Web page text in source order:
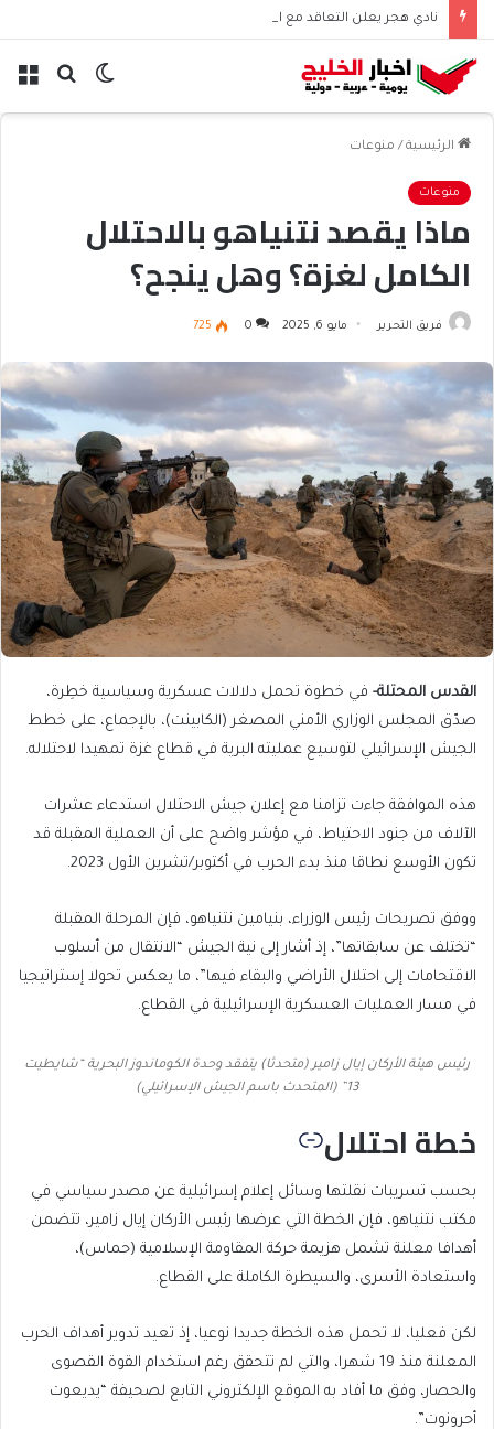
نادي هجر يعلن التعاقد مع المدافع الجزائري “أيوب دربال”
بحث الوضع
الرئيسية / منوعات
منوعات
ماذا يقصد نتنياهو بالاحتلال
الكامل لغزة؟ وهل ينجح؟
فريق التحرير مايو 6, 2025 0
725
القدس المحتلة- في خطوة تحمل دلالات عسكرية وسياسية خطِرة،
صدّق المجلس الوزاري الأمني المصغر (الكابينت)، بالإجماع، على خطط
الجيش الإسرائيلي لتوسيع عمليته البرية في قطاع غزة تمهيدا لاحتلاله.
هذه الموافقة جاءت تزامنا مع إعلان جيش الاحتلال استدعاء عشرات
الآلاف من جنود الاحتياط، في مؤشر واضح على أن العملية المقبلة قد
تكون الأوسع نطاقا منذ بدء الحرب في أكتوبر/تشرين الأول 2023.
ووفق تصريحات رئيس الوزراء، بنيامين نتنياهو، فإن المرحلة المقبلة
“تختلف عن سابقاتها”، إذ أشار إلى نية الجيش “الانتقال من أسلوب
الاقتحامات إلى احتلال الأراضي والبقاء فيها”، ما يعكس تحولا إستراتيجيا
في مسار العمليات العسكرية الإسرائيلية في القطاع.
رئيس هيئة الأركان إيال زامير (متحدثا) يتفقد وحدة الكوماندوز البحرية “شايطيت
13” (المتحدث باسم الجيش الإسرائيلي)
خطة احتلال
بحسب تسريبات نقلتها وسائل إعلام إسرائيلية عن مصدر سياسي في
مكتب نتنياهو، فإن الخطة التي عرضها رئيس الأركان إيال زامير، تتضمن
أهدافا معلنة تشمل هزيمة حركة المقاومة الإسلامية (حماس)،
واستعادة الأسرى، والسيطرة الكاملة على القطاع.
لكن فعليا، لا تحمل هذه الخطة جديدا نوعيا، إذ تعيد تدوير أهداف الحرب
المعلنة منذ 19 شهرا، والتي لم تتحقق رغم استخدام القوة القصوى
والحصار، وفق ما أفاد به الموقع الإلكتروني التابع لصحيفة “يديعوت
أحرونوت”.